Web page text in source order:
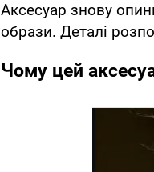
Аксесуар знову
образи. Деталі
Чому цей